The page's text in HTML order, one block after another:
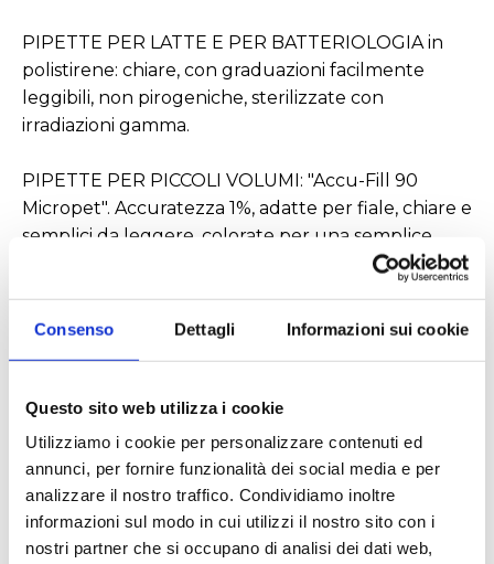
Consenso Dettagli Informazioni sui cookie
Questo sito web utilizza i cookie
Utilizziamo i cookie per personalizzare contenuti ed
annunci, per fornire funzionalità dei social media e per
analizzare il nostro traffico. Condividiamo inoltre
informazioni sul modo in cui utilizzi il nostro sito con i
nostri partner che si occupano di analisi dei dati web,
PIPETTE PER LATTE E PER BATTERIOLOGIA in
polistirene: chiare, con graduazioni facilmente
leggibili, non pirogeniche, sterilizzate con
irradiazioni gamma.
PIPETTE PER PICCOLI VOLUMI: "Accu-Fill 90
Micropet". Accuratezza 1%, adatte per fiale, chiare e
semplici da leggere, colorate per una semplice